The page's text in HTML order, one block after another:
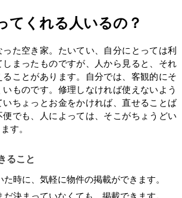
てくれる人いるの？
た空き家。たいてい、自分にとっては利
まったものですが、人から見ると、それ
ことがあります。自分では、客観的にそ
ものです。修理しなければ使えないよう
ちょっとお金をかければ、直せることば
でも、人によっては、そこがちょうどい
す。
ること
時に、気軽に物件の掲載ができます。
決まっていなくても、掲載できます。